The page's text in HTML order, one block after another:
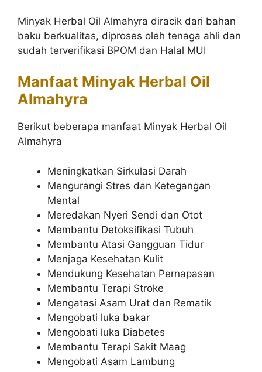
Minyak Herbal Oil Almahyra diracik dari bahan
baku berkualitas, diproses oleh tenaga ahli dan
sudah terverifikasi BPOM dan Halal MUI
Manfaat Minyak Herbal Oil
Almahyra
Berikut beberapa manfaat Minyak Herbal Oil
Almahyra
Meningkatkan Sirkulasi Darah
Mengurangi Stres dan Ketegangan
Mental
Meredakan Nyeri Sendi dan Otot
Membantu Detoksifikasi Tubuh
Membantu Atasi Gangguan Tidur
Menjaga Kesehatan Kulit
Mendukung Kesehatan Pernapasan
Membantu Terapi Stroke
Mengatasi Asam Urat dan Rematik
Mengobati luka bakar
Mengobati luka Diabetes
Membantu Terapi Sakit Maag
Mengobati Asam Lambung